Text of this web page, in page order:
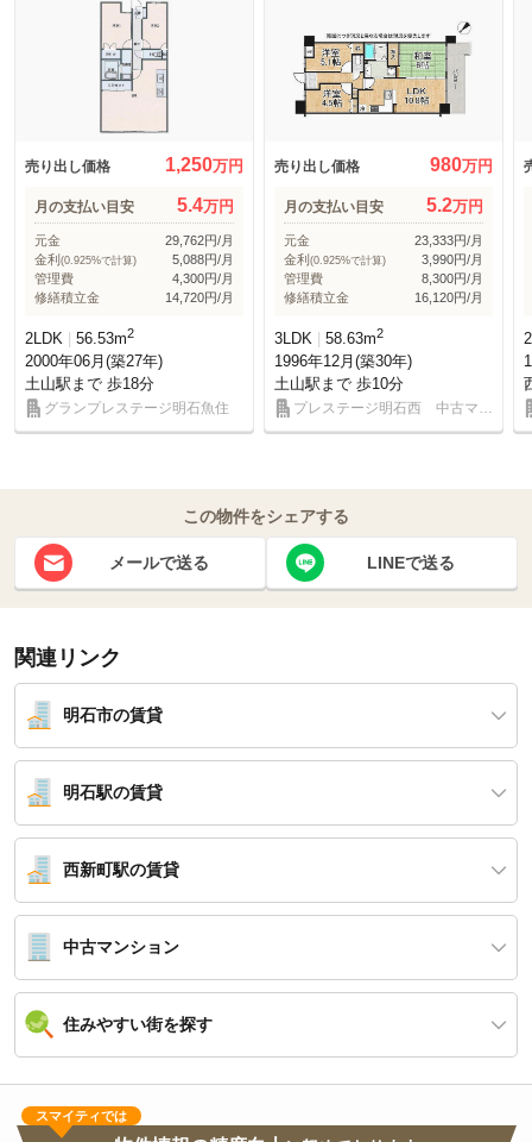
売り出し価格 1,250万円
月の支払い目安 5.4万円
元金
29,762円/月
金利(0.925%で計算)
5,088円/月
管理費
4,300円/月
修繕積立金
14,720円/月
2LDK 56.53m2
2000年06月(築27年)
土山駅まで 歩18分
グランプレステージ明石魚住
売り出し価格 980万円
月の支払い目安 5.2万円
元金
23,333円/月
金利(0.925%で計算)
3,990円/月
管理費
8,300円/月
修繕積立金
16,120円/月
3LDK 58.63m2
1996年12月(築30年)
土山駅まで 歩10分
プレステージ明石西 中古マン
ション
この物件をシェアする
メールで送る LINEで送る
関連リンク
明石市の賃貸
明石駅の賃貸
西新町駅の賃貸
中古マンション
住みやすい街を探す
スマイティでは